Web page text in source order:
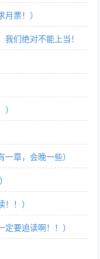
票！）
们绝对不能上当！
章，会晚一些）
！）
要追读啊！！）